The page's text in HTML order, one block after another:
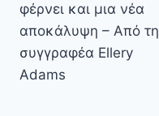
φέρνει και μια νέα
αποκάλυψη – Από τη
συγγραφέα Ellery
Adams